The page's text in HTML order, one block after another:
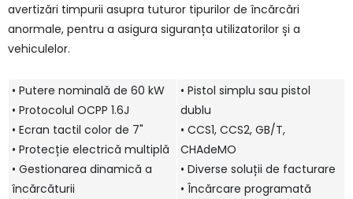
avertizări timpurii asupra tuturor tipurilor de încărcări
anormale, pentru a asigura siguranța utilizatorilor și a
vehiculelor.
• Putere nominală de 60 kW
• Protocolul OCPP 1.6J
• Ecran tactil color de 7"
• Protecție electrică multiplă
• Gestionarea dinamică a
încărcăturii
• Pistol simplu sau pistol
dublu
• CCS1, CCS2, GB/T,
CHAdeMO
• Diverse soluții de facturare
• Încărcare programată